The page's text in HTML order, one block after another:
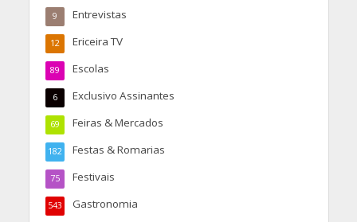
Entrevistas
9
Ericeira TV
12
Escolas
89
Exclusivo Assinantes
6
Feiras & Mercados
69
Festas & Romarias
182
Festivais
75
Gastronomia
543